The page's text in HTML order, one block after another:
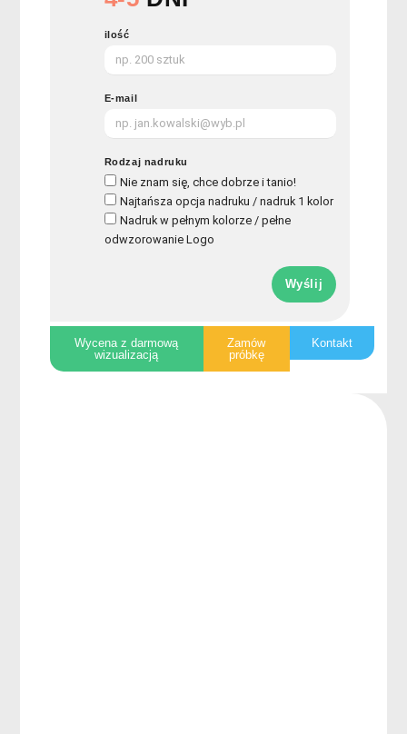
ilość
E-mail
Rodzaj nadruku
Nie znam się, chce dobrze i tanio!
Najtańsza opcja nadruku / nadruk 1 kolor
Nadruk w pełnym kolorze / pełne
odwzorowanie Logo
Wyślij
Wycena z darmową
wizualizacją
Zamów
próbkę
Kontakt